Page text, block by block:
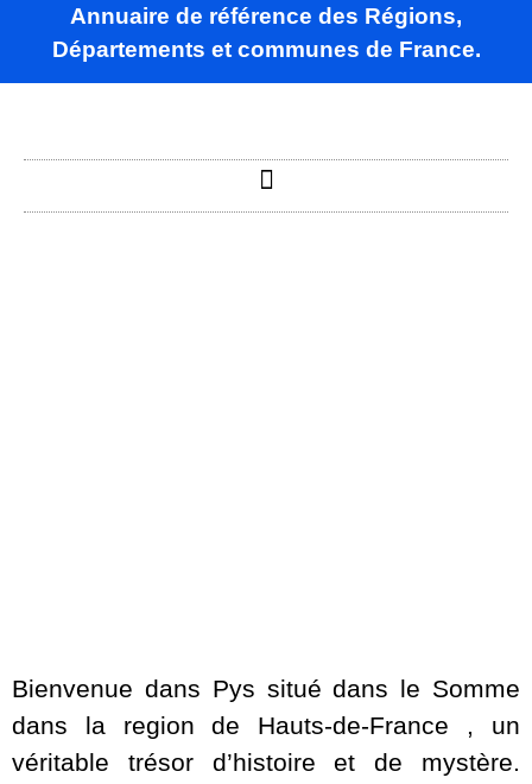
Annuaire de référence des Régions,
Départements et communes de France.
Bienvenue dans Pys situé dans le Somme
dans la region de Hauts-de-France , un
véritable trésor d’histoire et de mystère.